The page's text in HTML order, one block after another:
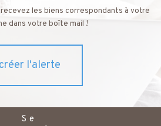
les biens correspondants à votre
dans votre boîte mail !
créer l'alerte
Se